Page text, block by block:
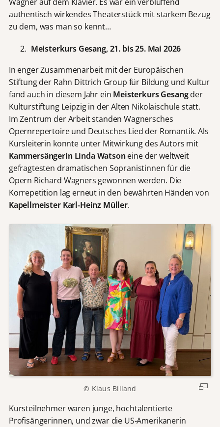
Wagner auf dem Klavier. Es war ein verblüffend
authentisch wirkendes Theaterstück mit starkem Bezug
zu dem, was man so kennt…
Meisterkurs Gesang, 21. bis 25. Mai 2026
In enger Zusammenarbeit mit der Europäischen
Stiftung der Rahn Dittrich Group für Bildung und Kultur
fand auch in diesem Jahr ein Meisterkurs Gesangder
Kulturstiftung Leipzig in der Alten Nikolaischule statt.
Im Zentrum der Arbeit standen Wagnersches
Opernrepertoire und Deutsches Lied der Romantik. Als
Kursleiterin konnte unter Mitwirkung des Autors mit
Kammersängerin Linda Watsoneine der weltweit
gefragtesten dramatischen Sopranistinnen für die
Opern Richard Wagners gewonnen werden. Die
Korrepetition lag erneut in den bewährten Händen von
Kapellmeister Karl-Heinz Müller.
© Klaus Billand
Kursteilnehmer waren junge, hochtalentierte
Profisängerinnen, und zwar die US-Amerikanerin